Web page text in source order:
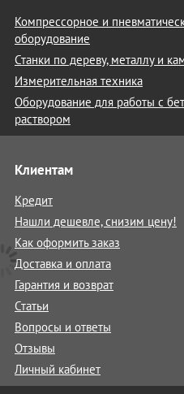
Компрессорное и
оборудование
Станки по дереву, металлу и
Измерительная техника
Оборудование для работы с
раствором
Клиентам
Кредит
Нашли дешевле, снизим цену!
Как оформить заказ
Доставка и оплата
Гарантия и возврат
Статьи
Вопросы и ответы
Отзывы
Личный кабинет